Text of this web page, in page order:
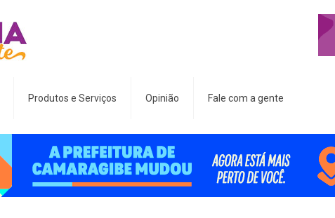
Produtos e Serviços Opinião Fale com a gente